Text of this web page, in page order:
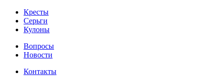
Кресты
Серьги
Кулоны
Вопросы
Новости
Контакты